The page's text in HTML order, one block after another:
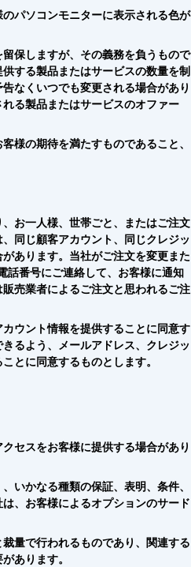
パソコンモニターに表示される色が
保しますが、その義務を負うもので
する製品またはサービスの数量を制
なくいつでも変更される場合があり
る製品またはサービスのオファー
様の期待を満たすものであること、
お一人様、世帯ごと、またはご注文
同じ顧客アカウント、同じクレジッ
あります。当社がご注文を変更また
話番号にご連絡して、お客様に通知
売業者によるご注文と思われるご注
ウント情報を提供することに同意す
るよう、メールアドレス、クレジッ
とに同意するものとします。
セスをお客様に提供する場合があり
いかなる種類の保証、表明、条件、
、お客様によるオプションのサード
量で行われるものであり、関連する
あります。